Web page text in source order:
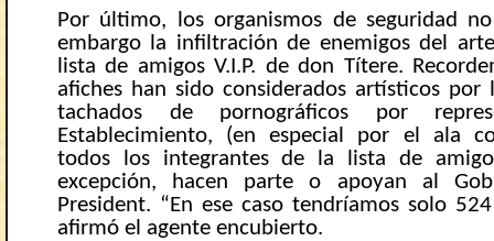
Por último, los organismos de seguridad
embargo la infiltración de enemigos del
lista de amigos V.I.P. de don Títere.
afiches han sido considerados artísticos por
tachados de pornográficos por
Establecimiento, (en especial por el ala
todos los integrantes de la lista de
excepción, hacen parte o apoyan al
President. “En ese caso tendríamos solo 524
afirmó el agente encubierto.